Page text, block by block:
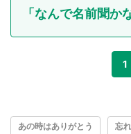
「なんで名前聞か
1
あの時はありがとう 忘